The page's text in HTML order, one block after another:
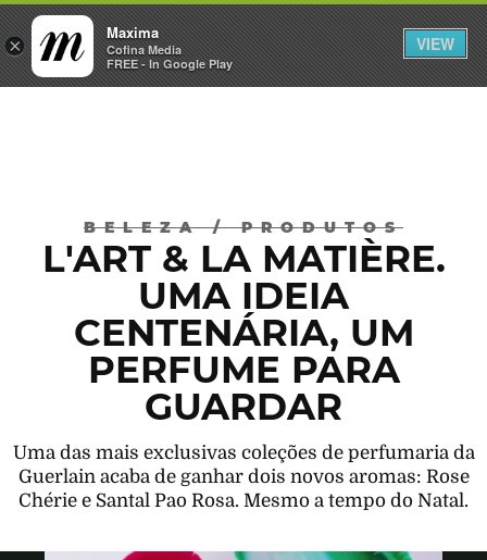
×
Maxima
Cofina Media
FREE - In Google Play
VIEW
INICIAR SESSÃO
BELEZA/ PRODUTOS
L'ART & LA MATIÈRE.
UMA IDEIA
CENTENÁRIA, UM
PERFUME PARA
GUARDAR
Uma das mais exclusivas coleções de perfumaria da
Guerlain acaba de ganhar dois novos aromas: Rose
Chérie e Santal Pao Rosa. Mesmo a tempo do Natal.